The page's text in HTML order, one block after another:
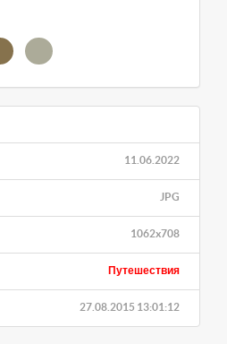
11.06.2022
JPG
1062x708
Путешествия
27.08.2015 13:01:12